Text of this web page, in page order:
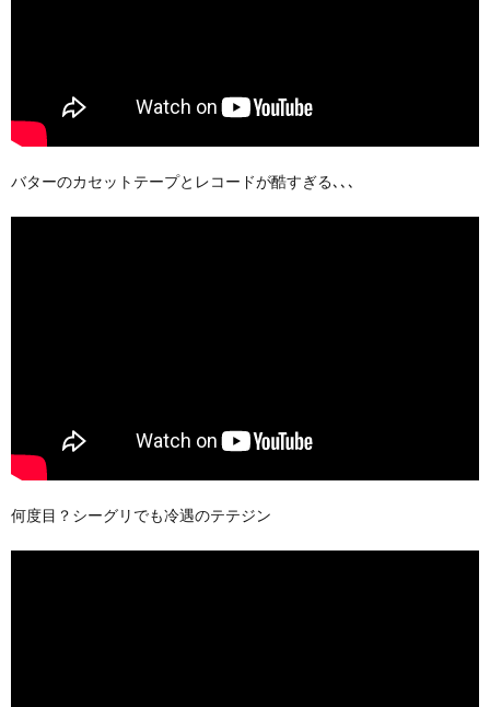
バターのカセットテープとレコードが酷すぎる､､､
何度目？シーグリでも冷遇のテテジン